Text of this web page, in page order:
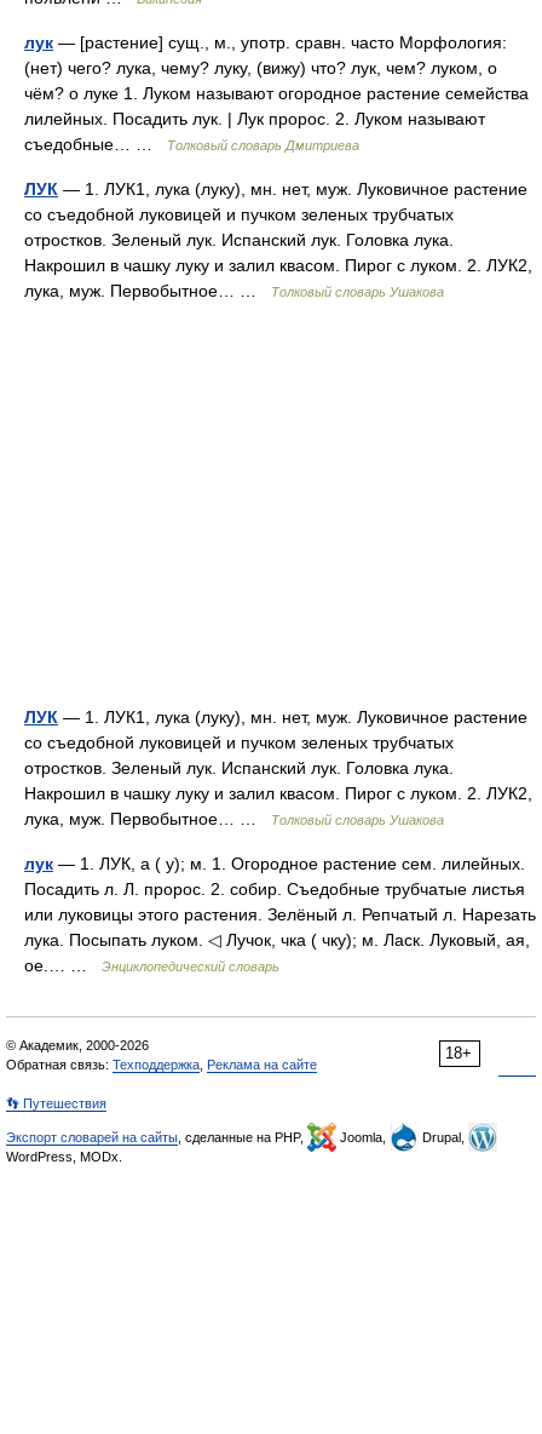
лук — [растение] сущ., м., употр. сравн. часто Морфология:
(нет) чего? лука, чему? луку, (вижу) что? лук, чем? луком, о
чём? о луке 1. Луком называют огородное растение семейства
лилейных. Посадить лук. | Лук пророс. 2. Луком называют
съедобные… …
Толковый словарь Дмитриева
ЛУК — 1. ЛУК1, лука (луку), мн. нет, муж. Луковичное растение
со съедобной луковицей и пучком зеленых трубчатых
отростков. Зеленый лук. Испанский лук. Головка лука.
Накрошил в чашку луку и залил квасом. Пирог с луком. 2. ЛУК2,
лука, муж. Первобытное… …
Толковый словарь Ушакова
ЛУК — 1. ЛУК1, лука (луку), мн. нет, муж. Луковичное растение
со съедобной луковицей и пучком зеленых трубчатых
отростков. Зеленый лук. Испанский лук. Головка лука.
Накрошил в чашку луку и залил квасом. Пирог с луком. 2. ЛУК2,
лука, муж. Первобытное… …
Толковый словарь Ушакова
лук — 1. ЛУК, а ( у); м. 1. Огородное растение сем. лилейных.
Посадить л. Л. пророс. 2. собир. Съедобные трубчатые листья
или луковицы этого растения. Зелёный л. Репчатый л. Нарезать
лука. Посыпать луком. ◁ Лучок, чка ( чку); м. Ласк. Луковый, ая,
ое.… …
Энциклопедический словарь
18+
© Академик, 2000-2026
Обратная связь: Техподдержка Реклама на сайте
👣 Путешествия
Экспорт словарей на сайты , сделанные на PHP, Joomla,
Drupal,
WordPress, MODx.